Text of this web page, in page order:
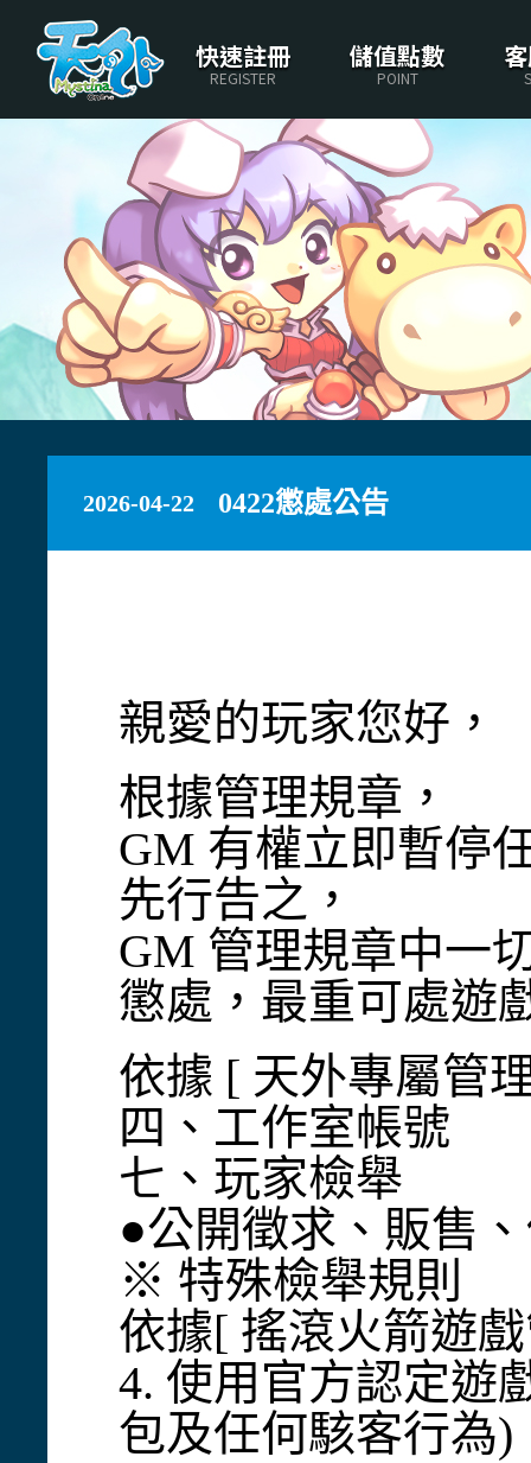
快速註冊
REGISTER
儲值點數
POINT
2026-04-22 0422懲處公告
親愛的玩家您好，
根據管理規章，
GM 有權立即暫停
先行告之，
GM 管理規章中一
懲處，最重可處遊
依據 [ 天外專屬管
四、工作室帳號
七、玩家檢舉
●公開徵求、販售
※ 特殊檢舉規則
依據[ 搖滾火箭遊
4. 使用官方認定遊
包及任何駭客行為)